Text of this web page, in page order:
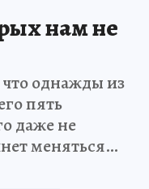
нам не
однажды из
пять
даже не
меняться…